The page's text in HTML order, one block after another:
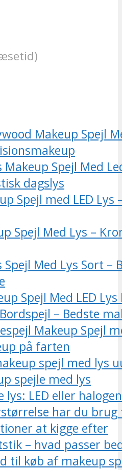
Makeup Spejl
Makeup Spejl Med
dagslys
Spejl med LED Lys
Spejl Med Lys –
Spejl Med Lys Sort –
Spejl Med LED Lys
– Bedste
Makeup Spejl
på farten
spejl med lys
spejle med lys
LED eller
har du brug
at kigge efter
– hvad passer
til køb af makeup